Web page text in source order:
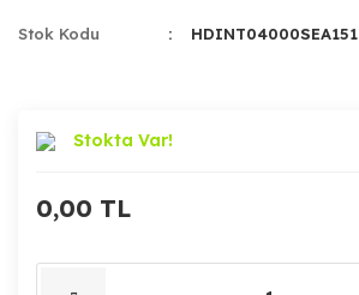
Stok Kodu HDINT04000SEA151
Stokta Var!
0,00 TL